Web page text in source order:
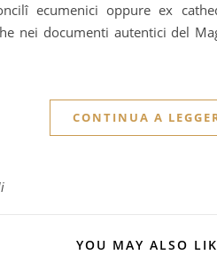
ecumenici oppure ex
nei documenti autentici del
CONTINUA A
YOU MAY ALSO